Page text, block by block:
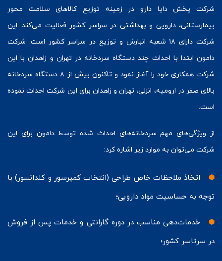
شرکت پخش دایا دارو در زمینه توزیع کالاهای سلامت محور
بیمارستانی، دارویی و بهداشتی در سراسر کشور فعالیت می‌کند. این
شرکت دارای ۱۸ شعبه انبارش و توزیع در سراسر کشور است. شرکت
دامون ابتدا با احداث چند دستگاه سردخانه در تهران و زاهدان با این
شرکت همکاری خود را آغاز نمود و تاکنون بیش از ۸ دستگاه سردخانه
بالای صفر در ارومیه، انزلی، تهران و زاهدان برای این شرکت احداث نموده
است.
از ویژگی‌های مهم سردخانه‌های احداث شده توسط دامون برای این
شرکت می‌توان به موارد زیر اشاره کرد:
اتخاذ ملاحظات خاص طراحی (انتخاب کمپرسور و کندانسور) با
توجه به حساسیت مواد دارویی؛
خدمات‌دهی مناسب در دوره گارانتی و خدمات پس از فروش
در سرتاسر کشور؛